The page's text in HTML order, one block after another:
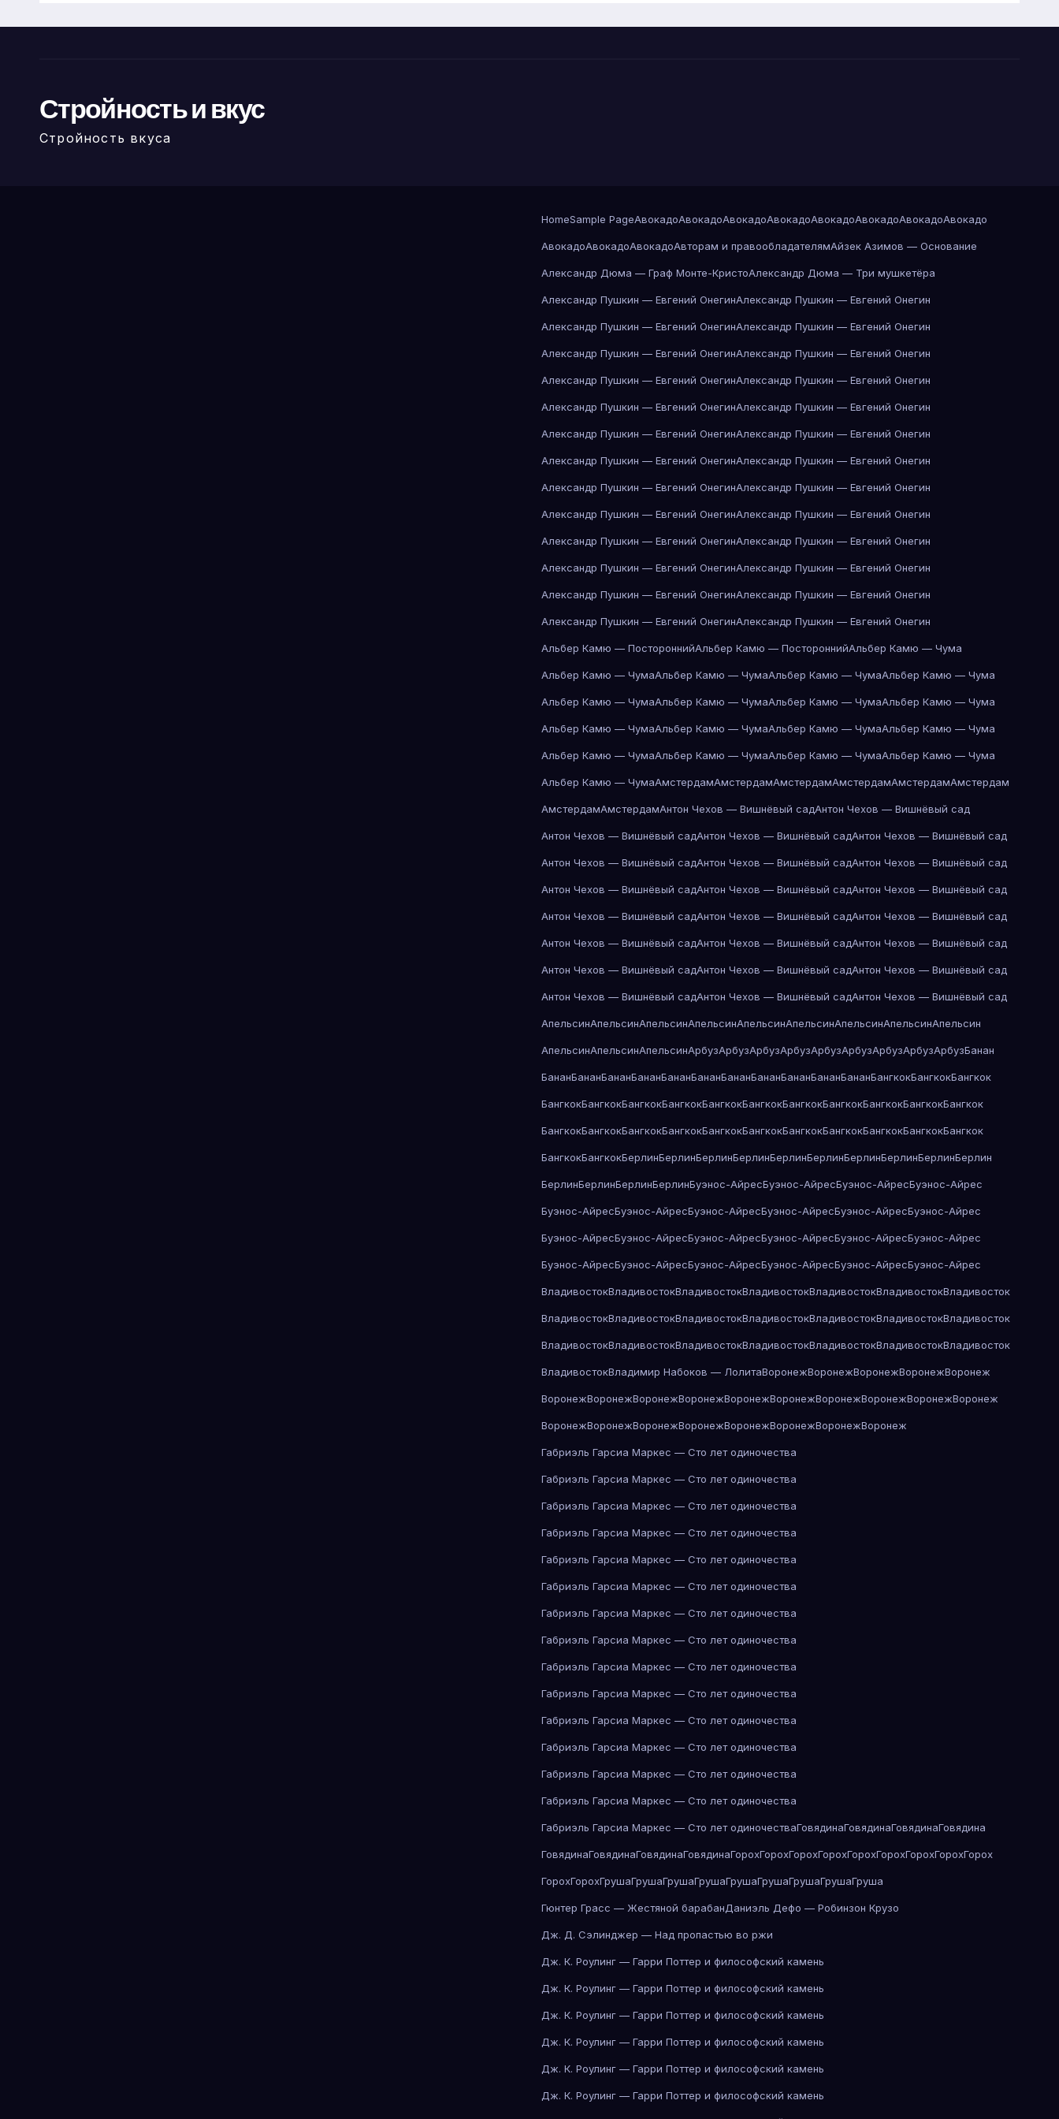
Стройность и вкус
Стройность вкуса
HomeSample PageАвокадоАвокадоАвокадоАвокадоАвокадоАвокадоАвокадоАвокадо
АвокадоАвокадоАвокадоАвторам и правообладателямАйзек Азимов — Основание
Александр Дюма — Граф Монте-КристоАлександр Дюма — Три мушкетёра
Александр Пушкин — Евгений ОнегинАлександр Пушкин — Евгений Онегин
Александр Пушкин — Евгений ОнегинАлександр Пушкин — Евгений Онегин
Александр Пушкин — Евгений ОнегинАлександр Пушкин — Евгений Онегин
Александр Пушкин — Евгений ОнегинАлександр Пушкин — Евгений Онегин
Александр Пушкин — Евгений ОнегинАлександр Пушкин — Евгений Онегин
Александр Пушкин — Евгений ОнегинАлександр Пушкин — Евгений Онегин
Александр Пушкин — Евгений ОнегинАлександр Пушкин — Евгений Онегин
Александр Пушкин — Евгений ОнегинАлександр Пушкин — Евгений Онегин
Александр Пушкин — Евгений ОнегинАлександр Пушкин — Евгений Онегин
Александр Пушкин — Евгений ОнегинАлександр Пушкин — Евгений Онегин
Александр Пушкин — Евгений ОнегинАлександр Пушкин — Евгений Онегин
Александр Пушкин — Евгений ОнегинАлександр Пушкин — Евгений Онегин
Александр Пушкин — Евгений ОнегинАлександр Пушкин — Евгений Онегин
Альбер Камю — ПостороннийАльбер Камю — ПостороннийАльбер Камю — Чума
Альбер Камю — ЧумаАльбер Камю — ЧумаАльбер Камю — ЧумаАльбер Камю — Чума
Альбер Камю — ЧумаАльбер Камю — ЧумаАльбер Камю — ЧумаАльбер Камю — Чума
Альбер Камю — ЧумаАльбер Камю — ЧумаАльбер Камю — ЧумаАльбер Камю — Чума
Альбер Камю — ЧумаАльбер Камю — ЧумаАльбер Камю — ЧумаАльбер Камю — Чума
Альбер Камю — ЧумаАмстердамАмстердамАмстердамАмстердамАмстердамАмстердам
АмстердамАмстердамАнтон Чехов — Вишнёвый садАнтон Чехов — Вишнёвый сад
Антон Чехов — Вишнёвый садАнтон Чехов — Вишнёвый садАнтон Чехов — Вишнёвый сад
Антон Чехов — Вишнёвый садАнтон Чехов — Вишнёвый садАнтон Чехов — Вишнёвый сад
Антон Чехов — Вишнёвый садАнтон Чехов — Вишнёвый садАнтон Чехов — Вишнёвый сад
Антон Чехов — Вишнёвый садАнтон Чехов — Вишнёвый садАнтон Чехов — Вишнёвый сад
Антон Чехов — Вишнёвый садАнтон Чехов — Вишнёвый садАнтон Чехов — Вишнёвый сад
Антон Чехов — Вишнёвый садАнтон Чехов — Вишнёвый садАнтон Чехов — Вишнёвый сад
Антон Чехов — Вишнёвый садАнтон Чехов — Вишнёвый садАнтон Чехов — Вишнёвый сад
АпельсинАпельсинАпельсинАпельсинАпельсинАпельсинАпельсинАпельсинАпельсин
АпельсинАпельсинАпельсинАрбузАрбузАрбузАрбузАрбузАрбузАрбузАрбузАрбузБанан
БананБананБананБананБананБананБананБананБананБананБананБангкокБангкокБангкок
БангкокБангкокБангкокБангкокБангкокБангкокБангкокБангкокБангкокБангкокБангкок
БангкокБангкокБангкокБангкокБангкокБангкокБангкокБангкокБангкокБангкокБангкок
БангкокБангкокБерлинБерлинБерлинБерлинБерлинБерлинБерлинБерлинБерлинБерлин
БерлинБерлинБерлинБерлинБуэнос-АйресБуэнос-АйресБуэнос-АйресБуэнос-Айрес
Буэнос-АйресБуэнос-АйресБуэнос-АйресБуэнос-АйресБуэнос-АйресБуэнос-Айрес
Буэнос-АйресБуэнос-АйресБуэнос-АйресБуэнос-АйресБуэнос-АйресБуэнос-Айрес
Буэнос-АйресБуэнос-АйресБуэнос-АйресБуэнос-АйресБуэнос-АйресБуэнос-Айрес
ВладивостокВладивостокВладивостокВладивостокВладивостокВладивостокВладивосток
ВладивостокВладивостокВладивостокВладивостокВладивостокВладивостокВладивосток
ВладивостокВладивостокВладивостокВладивостокВладивостокВладивостокВладивосток
ВладивостокВладимир Набоков — ЛолитаВоронежВоронежВоронежВоронежВоронеж
ВоронежВоронежВоронежВоронежВоронежВоронежВоронежВоронежВоронежВоронеж
ВоронежВоронежВоронежВоронежВоронежВоронежВоронежВоронеж
Габриэль Гарсиа Маркес — Сто лет одиночества
Габриэль Гарсиа Маркес — Сто лет одиночества
Габриэль Гарсиа Маркес — Сто лет одиночества
Габриэль Гарсиа Маркес — Сто лет одиночества
Габриэль Гарсиа Маркес — Сто лет одиночества
Габриэль Гарсиа Маркес — Сто лет одиночества
Габриэль Гарсиа Маркес — Сто лет одиночества
Габриэль Гарсиа Маркес — Сто лет одиночества
Габриэль Гарсиа Маркес — Сто лет одиночества
Габриэль Гарсиа Маркес — Сто лет одиночества
Габриэль Гарсиа Маркес — Сто лет одиночества
Габриэль Гарсиа Маркес — Сто лет одиночества
Габриэль Гарсиа Маркес — Сто лет одиночества
Габриэль Гарсиа Маркес — Сто лет одиночества
Габриэль Гарсиа Маркес — Сто лет одиночестваГовядинаГовядинаГовядинаГовядина
ГовядинаГовядинаГовядинаГовядинаГорохГорохГорохГорохГорохГорохГорохГорохГорох
ГорохГорохГрушаГрушаГрушаГрушаГрушаГрушаГрушаГрушаГруша
Гюнтер Грасс — Жестяной барабанДаниэль Дефо — Робинзон Крузо
Дж. Д. Сэлинджер — Над пропастью во ржи
Дж. К. Роулинг — Гарри Поттер и философский камень
Дж. К. Роулинг — Гарри Поттер и философский камень
Дж. К. Роулинг — Гарри Поттер и философский камень
Дж. К. Роулинг — Гарри Поттер и философский камень
Дж. К. Роулинг — Гарри Поттер и философский камень
Дж. К. Роулинг — Гарри Поттер и философский камень